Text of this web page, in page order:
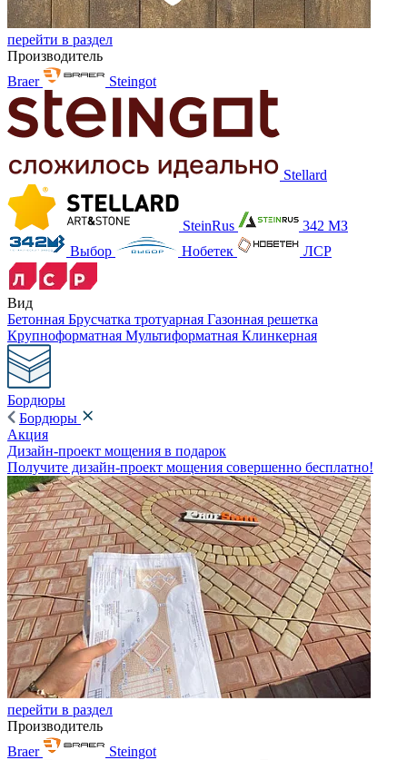
перейти в раздел
Производитель
Braer
Steingot
Stellard
SteinRus
342 МЗ
Выбор
Нобетек ЛСР
Вид
Бетонная Брусчатка тротуарная Газонная решетка
Крупноформатная Мультиформатная Клинкерная
Бордюры
Бордюры
Акция
Дизайн-проект мощения в подарок
Получите дизайн-проект мощения совершенно бесплатно!
перейти в раздел
Производитель
Braer
Steingot